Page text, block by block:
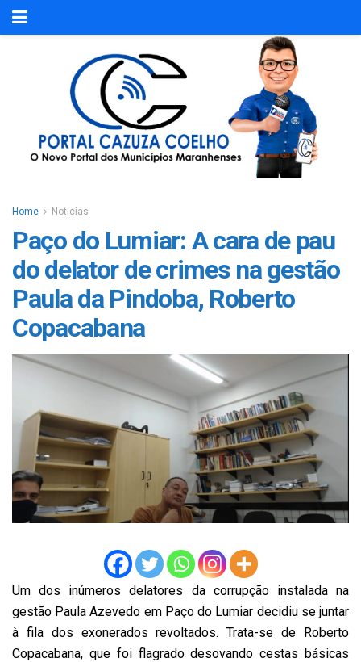
Home Notícias
Paço do Lumiar: A cara de pau
do delator de crimes na gestão
Paula da Pindoba, Roberto
Copacabana
Um dos inúmeros delatores da corrupção instalada na
gestão Paula Azevedo em Paço do Lumiar decidiu se juntar
à fila dos exonerados revoltados. Trata-se de Roberto
Copacabana, que foi flagrado desovando cestas básicas